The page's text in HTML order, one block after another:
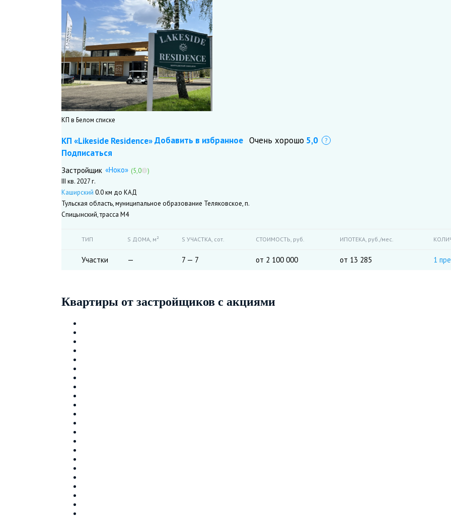
КП в Белом списке
КП «Likeside Residence»Добавить в избранное
Подписаться
Застройщик «Ноко» (5,0 )
Очень хорошо 5,0 Что это?
III кв. 2027 г.
Каширский 0.0 км до КАД
Тульская область, муниципальное образование Теляковское, п.
Спицынский, трасса М4
ТИП S ДОМА, м² S УЧАСТКА, сот. СТОИМОСТЬ, руб. ИПОТЕКА, руб./мес.
Участки — 7 — 7 от 2 100 000 от 13 285 1
Квартиры от застройщиков с акциями